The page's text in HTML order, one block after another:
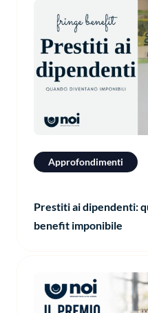
Approfondimenti
Prestiti ai dipendenti:
benefit imponibile